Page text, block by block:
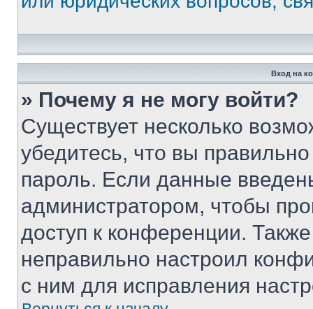
Вход на
» Почему я не могу войти?
Существует несколько
убедитесь, что вы
пароль. Если данные
администратором, чтобы
доступ к конференции.
неправильно настроил
с ним для исправления